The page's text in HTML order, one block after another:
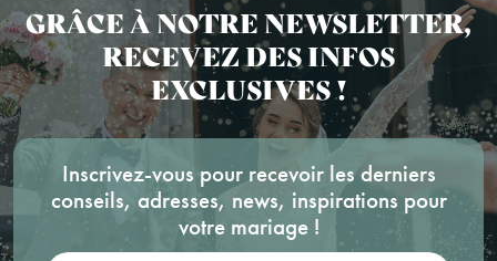
GRÂCE À NOTRE NEWSLETTER,
RECEVEZ DES INFOS
EXCLUSIVES !
Inscrivez-vous pour recevoir les derniers
conseils, adresses, news, inspirations pour
votre mariage !